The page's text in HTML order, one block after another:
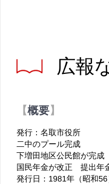
広報
概要
発行：名取市役所
二中のプール完成
下増田地区公民館が完
国民年金が改正 提出年
発行日：1981年（昭和